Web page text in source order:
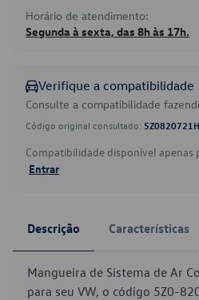
Horário de atendimento:
Segunda à sexta, das 8h às 17h.
Verifique a compatibilidade
Consulte a compatibilidade
Código original consultado: 5Z0820721H
Compatibilidade disponível apenas
Entrar
Descrição Características
Mangueira de Sistema de Ar
para seu VW, o código 5Z0-